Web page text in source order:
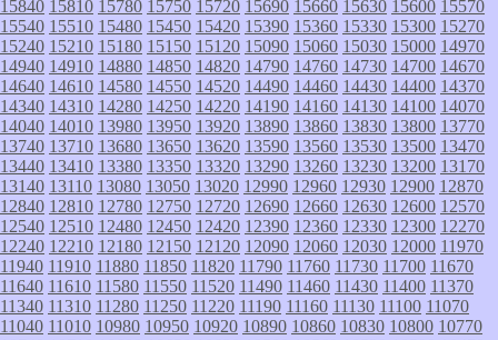
15840 15810 15780 15750 15720 15690 15660 15630 15600 15570
15540 15510 15480 15450 15420 15390 15360 15330 15300 15270
15240 15210 15180 15150 15120 15090 15060 15030 15000 14970
14940 14910 14880 14850 14820 14790 14760 14730 14700 14670
14640 14610 14580 14550 14520 14490 14460 14430 14400 14370
14340 14310 14280 14250 14220 14190 14160 14130 14100 14070
14040 14010 13980 13950 13920 13890 13860 13830 13800 13770
13740 13710 13680 13650 13620 13590 13560 13530 13500 13470
13440 13410 13380 13350 13320 13290 13260 13230 13200 13170
13140 13110 13080 13050 13020 12990 12960 12930 12900 12870
12840 12810 12780 12750 12720 12690 12660 12630 12600 12570
12540 12510 12480 12450 12420 12390 12360 12330 12300 12270
12240 12210 12180 12150 12120 12090 12060 12030 12000 11970
11940 11910 11880 11850 11820 11790 11760 11730 11700 11670
11640 11610 11580 11550 11520 11490 11460 11430 11400 11370
11340 11310 11280 11250 11220 11190 11160 11130 11100 11070
11040 11010 10980 10950 10920 10890 10860 10830 10800 10770